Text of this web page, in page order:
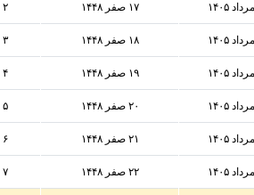
۱۷ صفر ۱۴۴۸ ۲ اوت ۲۰۲۶
۱۸ صفر ۱۴۴۸ ۳ اوت ۲۰۲۶
۱۹ صفر ۱۴۴۸ ۴ اوت ۲۰۲۶
۲۰ صفر ۱۴۴۸ ۵ اوت ۲۰۲۶
۲۱ صفر ۱۴۴۸ ۶ اوت ۲۰۲۶
۲۲ صفر ۱۴۴۸ ۷ اوت ۲۰۲۶